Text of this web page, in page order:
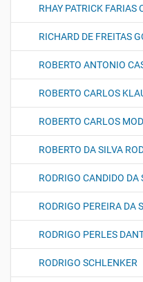
RHAY PATRICK FARIAS
RICHARD DE FREITAS
ROBERTO ANTONIO
ROBERTO CARLOS
ROBERTO CARLOS
ROBERTO DA SILVA
RODRIGO CANDIDO DA
RODRIGO PEREIRA DA
RODRIGO PERLES
RODRIGO SCHLENKER